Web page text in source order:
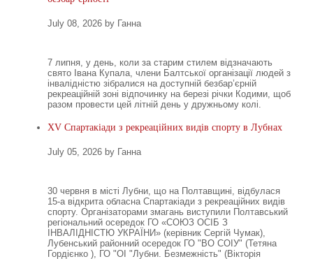
July 08, 2026 by Ганна
7 липня, у день, коли за старим стилем відзначають
свято Івана Купала, члени Балтської організації людей з
інвалідністю зібралися на доступній безбар’єрній
рекреаційній зоні відпочинку на березі річки Кодими, щоб
разом провести цей літній день у дружньому колі.
XV Спартакіади з рекреаційних видів спорту в Лубнах
July 05, 2026 by Ганна
30 червня в місті Лубни, що на Полтавщині, відбулася
15-а відкрита обласна Спартакіади з рекреаційних видів
спорту. Організаторами змагань виступили Полтавський
регіональний осередок ГО «СОЮЗ ОСІБ З
ІНВАЛІДНІСТЮ УКРАЇНИ» (керівник Сергій Чумак),
Лубенський районний осередок ГО "ВО СОІУ" (Тетяна
Гордієнко ), ГО "ОІ "Лубни. Безмежність" (Вікторія